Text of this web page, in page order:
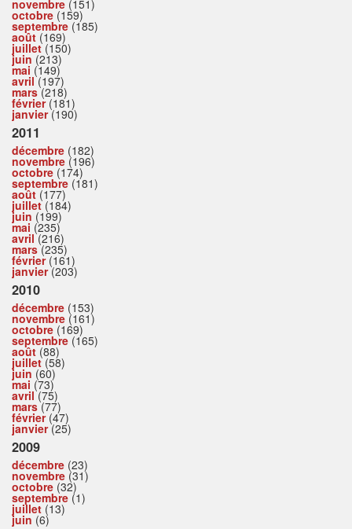
novembre (151)
octobre (159)
septembre (185)
août (169)
juillet(150)
juin (213)
mai (149)
avril(197)
mars(218)
février(181)
janvier(190)
2011
décembre (182)
novembre (196)
octobre (174)
septembre (181)
août (177)
juillet(184)
juin (199)
mai (235)
avril(216)
mars(235)
février(161)
janvier(203)
2010
décembre (153)
novembre (161)
octobre (169)
septembre (165)
août (88)
juillet(58)
juin (60)
mai (73)
avril(75)
mars(77)
février(47)
janvier(25)
2009
décembre (23)
novembre (31)
octobre (32)
septembre (1)
juillet (13)
juin (6)